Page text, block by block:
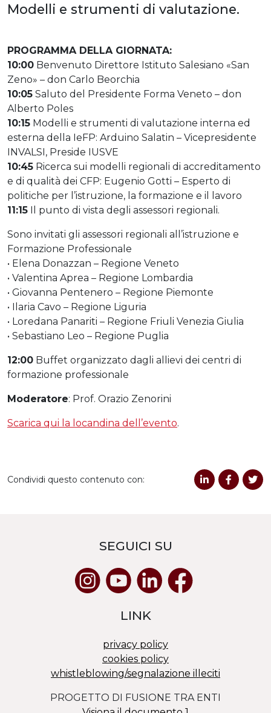
Modelli e strumenti di valutazione.
PROGRAMMA DELLA GIORNATA:
10:00 Benvenuto Direttore Istituto Salesiano «San
Zeno» – don Carlo Beorchia
10:05 Saluto del Presidente Forma Veneto – don
Alberto Poles
10:15 Modelli e strumenti di valutazione interna ed
esterna della IeFP: Arduino Salatin – Vicepresidente
INVALSI, Preside IUSVE
10:45 Ricerca sui modelli regionali di accreditamento
e di qualità dei CFP: Eugenio Gotti – Esperto di
politiche per l’istruzione, la formazione e il lavoro
11:15 Il punto di vista degli assessori regionali.
Sono invitati gli assessori regionali all’istruzione e
Formazione Professionale
• Elena Donazzan – Regione Veneto
• Valentina Aprea – Regione Lombardia
• Giovanna Pentenero – Regione Piemonte
• Ilaria Cavo – Regione Liguria
• Loredana Panariti – Regione Friuli Venezia Giulia
• Sebastiano Leo – Regione Puglia
12:00 Buffet organizzato dagli allievi dei centri di
formazione professionale
Moderatore: Prof. Orazio Zenorini
Scarica qui la locandina dell’evento.
Condividi questo contenuto con:
SEGUICI SU
LINK
privacy policy
cookies policy
whistleblowing/segnalazione illeciti
PROGETTO DI FUSIONE TRA ENTI